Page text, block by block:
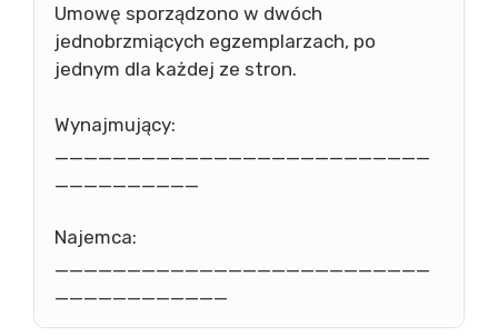
Umowę sporządzono w dwóch
jednobrzmiących egzemplarzach, po
jednym dla każdej ze stron.
Wynajmujący:
__________________________
__________
Najemca: